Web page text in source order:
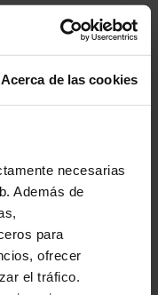
Acerca de las cookies
necesarias
Además de
para
ofrecer
el tráfico.
Palau de la
- Sin pausa